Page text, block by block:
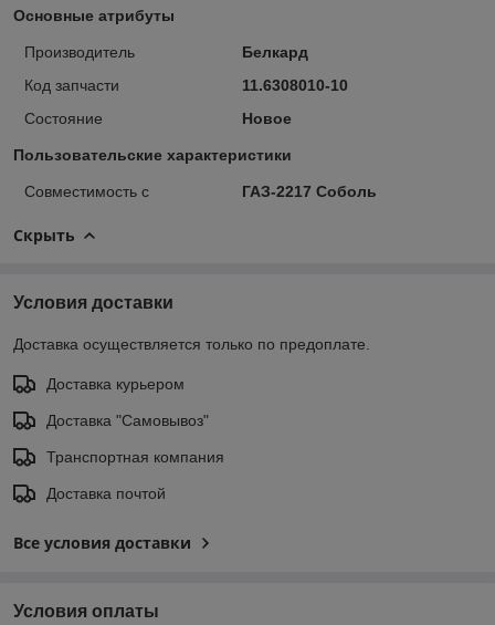
Основные атрибуты
Производитель
Белкард
Код запчасти
11.6308010-10
Состояние
Новое
Пользовательские характеристики
Совместимость с ГАЗ-2217 Соболь
Скрыть
Условия доставки
Доставка осуществляется только по предоплате.
Доставка курьером
Доставка "Самовывоз"
Транспортная компания
Доставка почтой
Все условия доставки
Условия оплаты